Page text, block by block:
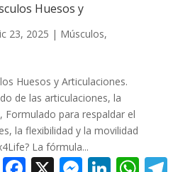
Huesos y
23, 2025 | Músculos,
Huesos y Articulaciones.
de las articulaciones, la
Formulado para respaldar el
la flexibilidad y la movilidad
La fórmula...
Facebook
Messenger
LinkedIn